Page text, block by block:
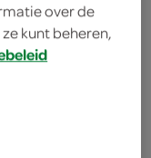
over de
kunt beheren,